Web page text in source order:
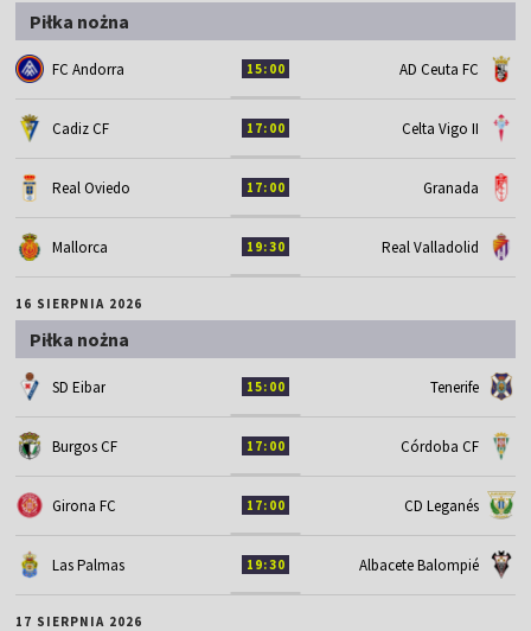
Piłka nożna
FC Andorra 15:00 AD Ceuta FC
Cadiz CF 17:00 Celta Vigo II
Real Oviedo 17:00 Granada
Mallorca 19:30 Real Valladolid
16 SIERPNIA 2026
Piłka nożna
SD Eibar 15:00 Tenerife
Burgos CF 17:00 Córdoba CF
Girona FC 17:00 CD Leganés
Las Palmas 19:30 Albacete Balompié
17 SIERPNIA 2026